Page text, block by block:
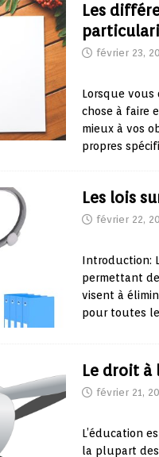
Les
février 23,
Lorsque vous
chose à faire
mieux à vos
propres
Les lois
février 22,
Introduction:
permettant
visent à
pour toutes
Le droit à
février 21,
L’éducation
la plupart